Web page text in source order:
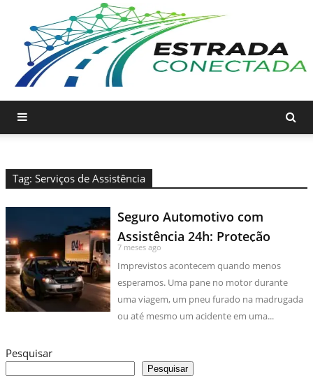
Tag: Serviços de Assistência
Seguro Automotivo com
Assistência 24h: Proteção
Completa em Todo Brasil
7 meses ago
Imprevistos acontecem quando menos
esperamos. Uma pane no motor durante
uma viagem, um pneu furado na madrugada
ou até mesmo um acidente em uma...
Pesquisar
Pesquisar